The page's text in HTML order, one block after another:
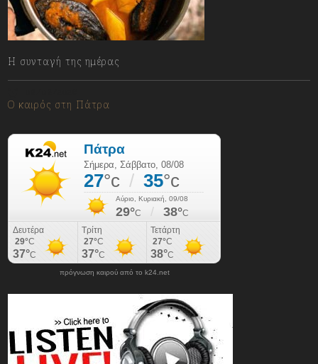
Η συνταγή της ημέρας
Ο καιρός στη Πάτρα
πρόγνωση καιρού από το k24.net